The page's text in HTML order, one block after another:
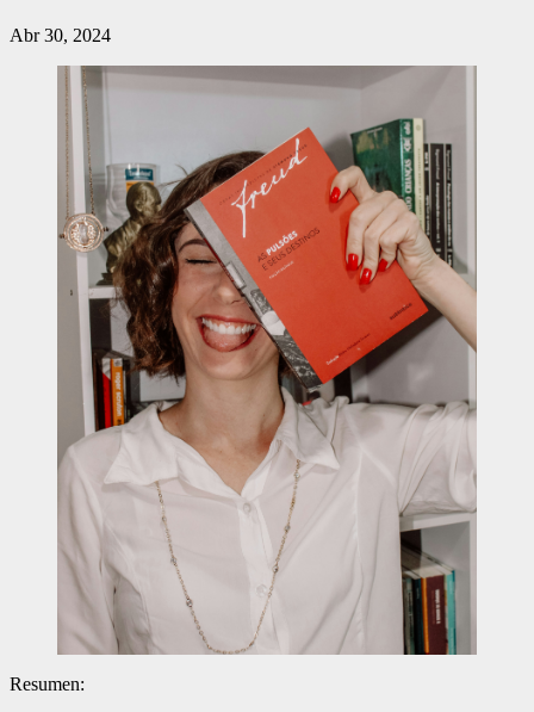
Abr 30, 2024
Resumen: